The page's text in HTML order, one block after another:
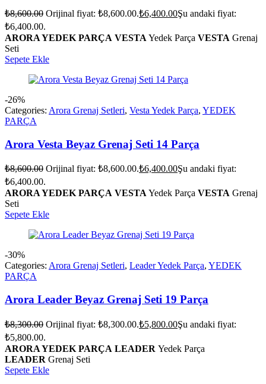
₺8,600.00 Orijinal fiyat: ₺8,600.00.₺6,400.00Şu andaki fiyat:
₺6,400.00.
ARORA YEDEK PARÇA VESTA Yedek Parça VESTA Grenaj
Seti
Sepete Ekle
-26%
Categories: Arora Grenaj Setleri, Vesta Yedek Parça, YEDEK
PARÇA
Arora Vesta Beyaz Grenaj Seti 14 Parça
₺8,600.00 Orijinal fiyat: ₺8,600.00.₺6,400.00Şu andaki fiyat:
₺6,400.00.
ARORA YEDEK PARÇA VESTA Yedek Parça VESTA Grenaj
Seti
Sepete Ekle
-30%
Categories: Arora Grenaj Setleri, Leader Yedek Parça, YEDEK
PARÇA
Arora Leader Beyaz Grenaj Seti 19 Parça
₺8,300.00 Orijinal fiyat: ₺8,300.00.₺5,800.00Şu andaki fiyat:
₺5,800.00.
ARORA YEDEK PARÇA LEADER Yedek Parça
LEADER Grenaj Seti
Sepete Ekle